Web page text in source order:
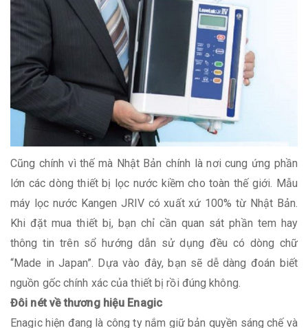
Cũng chính vì thế mà Nhật Bản chính là nơi cung ứng phần
lớn các dòng thiết bị lọc nước kiềm cho toàn thế giới. Mẫu
máy lọc nước Kangen JRIV có xuất xứ 100% từ Nhật Bản.
Khi đặt mua thiết bị, bạn chỉ cần quan sát phần tem hay
thông tin trên sổ hướng dẫn sử dụng đều có dòng chữ
“Made in Japan”. Dựa vào đây, bạn sẽ dễ dàng đoán biết
nguồn gốc chính xác của thiết bị rồi đúng không.
Đôi nét về thương hiệu Enagic
Enagic hiện đang là công ty nắm giữ bản quyền sáng chế và